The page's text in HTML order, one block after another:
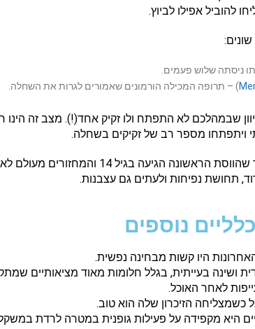
להוביל אפילו לביוץ.
ניסתה שלוש פעמים.
) – תרופה המכילה הורמונים שאמורים לגרות את השחלה.
שבמהלכם לא התפתח ולו זקיק אחד(!). מצב זה
ויתפתחו מספר רב של זקיקים בשחלה.
בהמשך התשאול מתברר שהווסת
תחושת נפיחות ולעתים גם עצבנות.
נוספים
היו קשות מבחינה נפשית.
ושינה בעייתית, בגלל חלומות מאוד מציאותיים
לאחר האוכל.
הזיכרון שלה הוא טוב.
היא מקפידה על פעילות גופנית במטרה לרדת